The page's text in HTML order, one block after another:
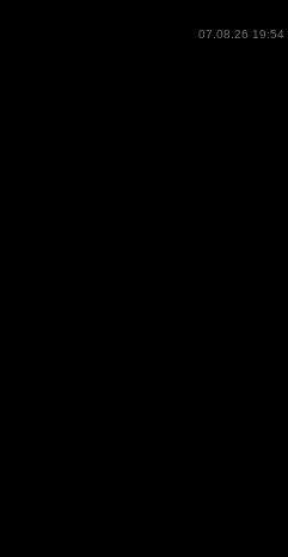
07.08.26 19:54